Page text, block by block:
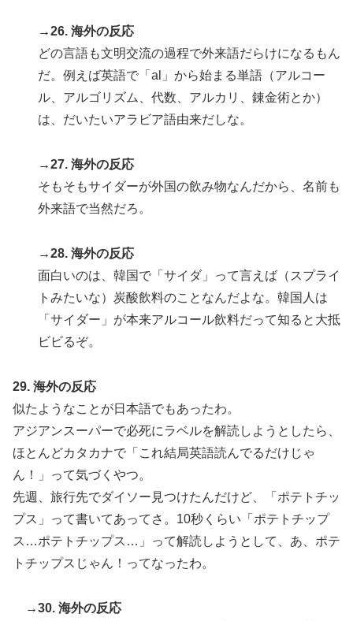
→26. 海外の反応
どの言語も文明交流の過程で外来語だらけになるもん
だ。例えば英語で「al」から始まる単語（アルコー
ル、アルゴリズム、代数、アルカリ、錬金術とか）
は、だいたいアラビア語由来だしな。
→27. 海外の反応
そもそもサイダーが外国の飲み物なんだから、名前も
外来語で当然だろ。
→28. 海外の反応
面白いのは、韓国で「サイダ」って言えば（スプライ
トみたいな）炭酸飲料のことなんだよな。韓国人は
「サイダー」が本来アルコール飲料だって知ると大抵
ビビるぞ。
29. 海外の反応
似たようなことが日本語でもあったわ。
アジアンスーパーで必死にラベルを解読しようとしたら、
ほとんどカタカナで「これ結局英語読んでるだけじゃ
ん！」って気づくやつ。
先週、旅行先でダイソー見つけたんだけど、「ポテトチッ
プス」って書いてあってさ。10秒くらい「ポテトチップ
ス…ポテトチップス…」って解読しようとして、あ、ポテ
トチップスじゃん！ってなったわ。
→30. 海外の反応